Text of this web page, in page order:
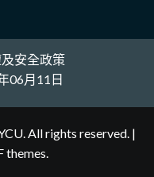
安全政策
06月11日
All rights reserved. |
themes.